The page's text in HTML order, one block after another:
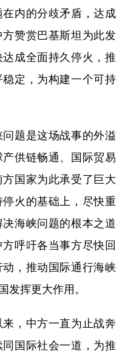
日本語 한국어
内的分歧矛盾，达成
赞赏巴基斯坦为此发
成全面持久停火，推
定，为构建一个可持
题是这场战事的外溢
供链畅通、国际贸易
国家为此承受了巨大
火的基础上，尽快重
海峡问题的根本之道
呼吁各当事方尽快回
，推动国际通行海峡
发挥更大作用。
，中方一直为止战奔
国际社会一道，为推